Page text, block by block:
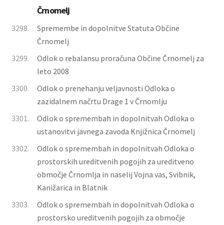
Črnomelj
3298.
Spremembe in dopolnitve Statuta Občine
Črnomelj
3299.
Odlok o rebalansu proračuna Občine Črnomelj za
leto 2008
3300.
Odlok o prenehanju veljavnosti Odloka o
zazidalnem načrtu Drage 1 v Črnomlju
3301.
Odlok o spremembah in dopolnitvah Odloka o
ustanovitvi javnega zavoda Knjižnica Črnomelj
3302.
Odlok o spremembah in dopolnitvah Odloka o
prostorskih ureditvenih pogojih za ureditveno
območje Črnomlja in naselij Vojna vas, Svibnik,
Kanižarica in Blatnik
3303.
Odlok o spremembah in dopolnitvah Odloka o
prostorsko ureditvenih pogojih za območje